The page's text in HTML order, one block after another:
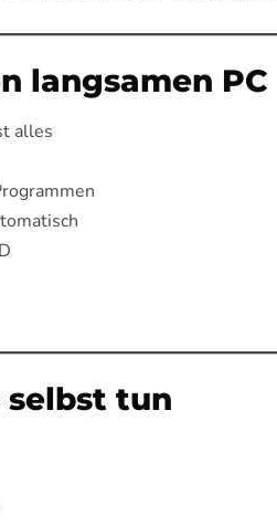
langsamen PC
alles
selbst tun